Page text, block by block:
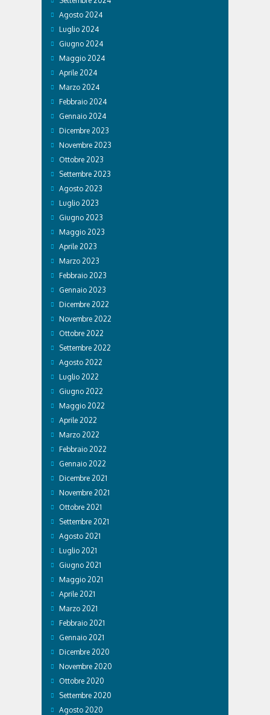
Agosto 2024
Luglio 2024
Giugno 2024
Maggio 2024
Aprile 2024
Marzo 2024
Febbraio 2024
Gennaio 2024
Dicembre 2023
Novembre 2023
Ottobre 2023
Settembre 2023
Agosto 2023
Luglio 2023
Giugno 2023
Maggio 2023
Aprile 2023
Marzo 2023
Febbraio 2023
Gennaio 2023
Dicembre 2022
Novembre 2022
Ottobre 2022
Settembre 2022
Agosto 2022
Luglio 2022
Giugno 2022
Maggio 2022
Aprile 2022
Marzo 2022
Febbraio 2022
Gennaio 2022
Dicembre 2021
Novembre 2021
Ottobre 2021
Settembre 2021
Agosto 2021
Luglio 2021
Giugno 2021
Maggio 2021
Aprile 2021
Marzo 2021
Febbraio 2021
Gennaio 2021
Dicembre 2020
Novembre 2020
Ottobre 2020
Settembre 2020
Agosto 2020